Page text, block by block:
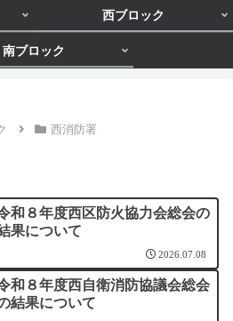
西ブロック
南ブロック
西消防署
和８年度西区防火協力会総会の
果について
2026.07.08
和８年度西自衛消防協議会総会
結果について